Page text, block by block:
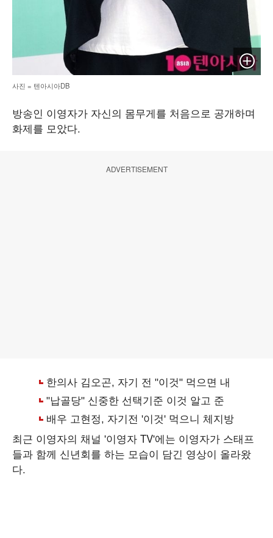
이미지
사진 = 텐아시아DB
방송인 이영자가 자신의 몸무게를 처음으로 공개하며
화제를 모았다.
ADVERTISEMENT
최근 이영자의 채널 '이영자 TV'에는 이영자가 스태프
들과 함께 신년회를 하는 모습이 담긴 영상이 올라왔
다.